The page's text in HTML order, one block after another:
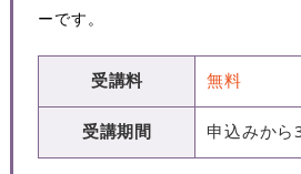
ーです。
受講料 無料
受講期間 申込みから